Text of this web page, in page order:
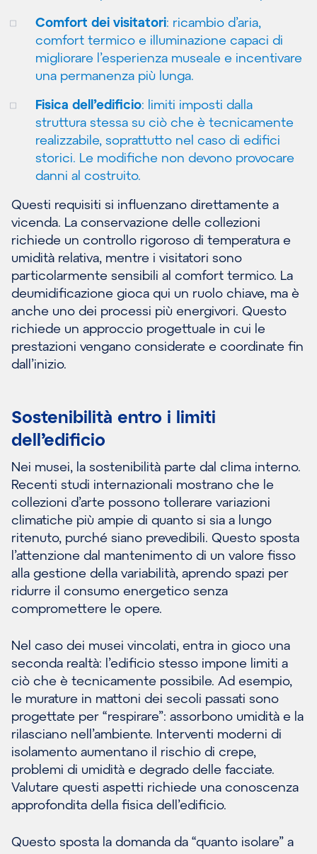
Comfort dei visitatori: ricambio d’aria,
comfort termico e illuminazione capaci di
migliorare l’esperienza museale e incentivare
una permanenza più lunga.
Fisica dell’edificio: limiti imposti dalla
struttura stessa su ciò che è tecnicamente
realizzabile, soprattutto nel caso di edifici
storici. Le modifiche non devono provocare
danni al costruito.
Questi requisiti si influenzano direttamente a
vicenda. La conservazione delle collezioni
richiede un controllo rigoroso di temperatura e
umidità relativa, mentre i visitatori sono
particolarmente sensibili al comfort termico. La
deumidificazione gioca qui un ruolo chiave, ma è
anche uno dei processi più energivori. Questo
richiede un approccio progettuale in cui le
prestazioni vengano considerate e coordinate fin
dall’inizio.
Sostenibilità entro i limiti
dell’edificio
Nei musei, la sostenibilità parte dal clima interno.
Recenti studi internazionali mostrano che le
collezioni d’arte possono tollerare variazioni
climatiche più ampie di quanto si sia a lungo
ritenuto, purché siano prevedibili. Questo sposta
l’attenzione dal mantenimento di un valore fisso
alla gestione della variabilità, aprendo spazi per
ridurre il consumo energetico senza
compromettere le opere.
Nel caso dei musei vincolati, entra in gioco una
seconda realtà: l’edificio stesso impone limiti a
ciò che è tecnicamente possibile. Ad esempio,
le murature in mattoni dei secoli passati sono
progettate per “respirare”: assorbono umidità e la
rilasciano nell’ambiente. Interventi moderni di
isolamento aumentano il rischio di crepe,
problemi di umidità e degrado delle facciate.
Valutare questi aspetti richiede una conoscenza
approfondita della fisica dell’edificio.
Questo sposta la domanda da “quanto isolare” a